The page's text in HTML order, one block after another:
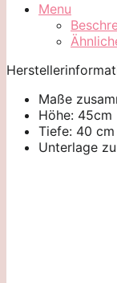
Menu
Maße
Höhe: 45cm
Tiefe: 40 cm
Unterlage